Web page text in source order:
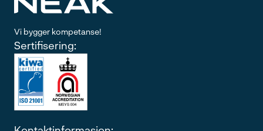
Vi bygger kompetanse!
Sertifisering: